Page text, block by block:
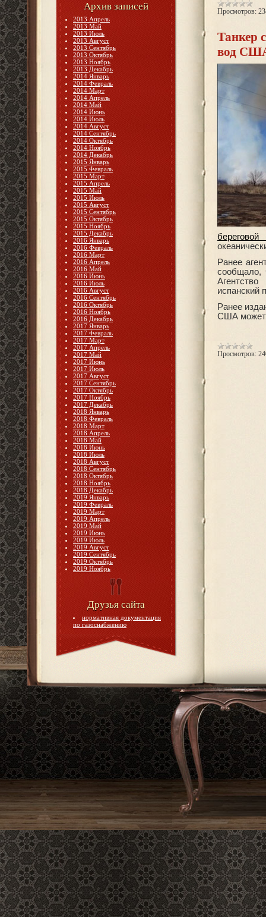
Архив записей
2013 Апрель
2013 Май
2013 Июль
2013 Август
2013 Сентябрь
2013 Октябрь
2013 Ноябрь
2013 Декабрь
2014 Январь
2014 Февраль
2014 Март
2014 Апрель
2014 Май
2014 Июнь
2014 Июль
2014 Август
2014 Сентябрь
2014 Октябрь
2014 Ноябрь
2014 Декабрь
2015 Январь
2015 Февраль
2015 Март
2015 Апрель
2015 Май
2015 Июль
2015 Август
2015 Сентябрь
2015 Октябрь
2015 Ноябрь
2015 Декабрь
2016 Январь
2016 Февраль
2016 Март
2016 Апрель
2016 Май
2016 Июнь
2016 Июль
2016 Август
2016 Сентябрь
2016 Октябрь
2016 Ноябрь
2016 Декабрь
2017 Январь
2017 Февраль
2017 Март
2017 Апрель
2017 Май
2017 Июнь
2017 Июль
2017 Август
2017 Сентябрь
2017 Октябрь
2017 Ноябрь
2017 Декабрь
2018 Январь
2018 Февраль
2018 Март
2018 Апрель
2018 Май
2018 Июнь
2018 Июль
2018 Август
2018 Сентябрь
2018 Октябрь
2018 Ноябрь
2018 Декабрь
2019 Январь
2019 Февраль
2019 Март
2019 Апрель
2019 Май
2019 Июнь
2019 Июль
2019 Август
2019 Сентябрь
2019 Октябрь
2019 Ноябрь
Друзья сайта
нормативная документация
по газоснабжению
Просмотров:
Танкер
вод
Ранее
сообщало,
испанский
Ранее
США может
Просмотров: